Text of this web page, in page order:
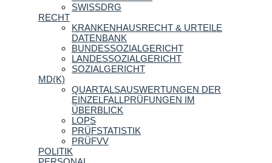
SWISSDRG
RECHT
KRANKENHAUSRECHT & URTEILE
DATENBANK
BUNDESSOZIALGERICHT
LANDESSOZIALGERICHT
SOZIALGERICHT
MD(K)
QUARTALSAUSWERTUNGEN DER
EINZELFALLPRÜFUNGEN IM
ÜBERBLICK
LOPS
PRÜFSTATISTIK
PRÜFVV
POLITIK